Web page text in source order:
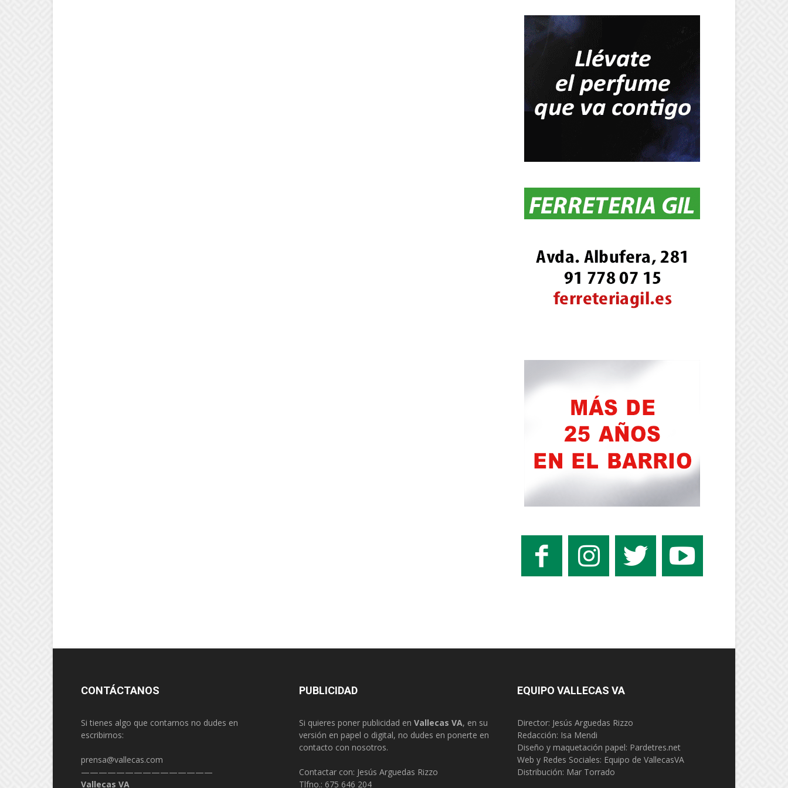
CONTÁCTANOS
Si tienes algo que contarnos no dudes en
escribirnos:
prensa@vallecas.com
———————————————
Vallecas VA
PUBLICIDAD
Si quieres poner publicidad en Vallecas VA, en su
versión en papel o digital, no dudes en ponerte en
contacto con nosotros.
Contactar con: Jesús Arguedas Rizzo
Tlfno.: 675 646 204
EQUIPO VALLECAS VA
Director: Jesús Arguedas Rizzo
Redacción: Isa Mendi
Diseño y maquetación papel: Pardetres.net
Web y Redes Sociales: Equipo de VallecasVA
Distribución: Mar Torrado